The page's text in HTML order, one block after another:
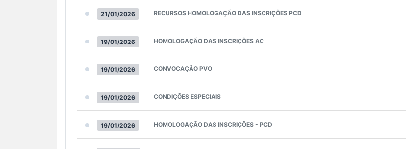
21/01/2026 RECURSOS HOMOLOGAÇÃO DAS INSCRIÇÕES PCD
19/01/2026 HOMOLOGAÇÃO DAS INSCRIÇÕES AC
19/01/2026 CONVOCAÇÃO PVO
19/01/2026 CONDIÇÕES ESPECIAIS
19/01/2026 HOMOLOGAÇÃO DAS INSCRIÇÕES - PCD